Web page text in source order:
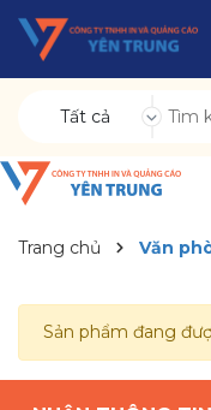
Tất cả
Trang chủ Văn
Sản phẩm đang